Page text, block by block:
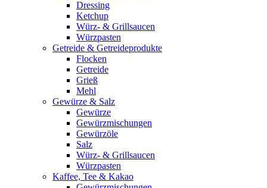
Dressing
Ketchup
Würz- & Grillsaucen
Würzpasten
Getreide & Getreideprodukte
Flocken
Getreide
Grieß
Mehl
Gewürze & Salz
Gewürze
Gewürzmischungen
Gewürzöle
Salz
Würz- & Grillsaucen
Würzpasten
Kaffee, Tee & Kakao